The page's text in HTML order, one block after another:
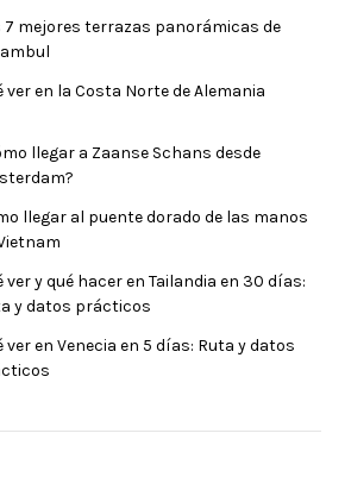
7 mejores terrazas panorámicas de
ver en la Costa Norte de Alemania
llegar a Zaanse Schans desde
llegar al puente dorado de las manos
ver y qué hacer en Tailandia en 30 días:
y datos prácticos
ver en Venecia en 5 días: Ruta y datos